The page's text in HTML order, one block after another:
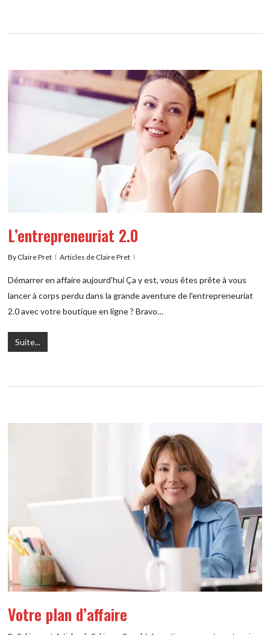
L’entrepreneuriat 2.0
By Claire Pret Articles de Claire Pret
Démarrer en affaire aujourd'hui Ça y est, vous êtes prête à vous
lancer à corps perdu dans la grande aventure de l'entrepreneuriat
2.0 avec votre boutique en ligne ? Bravo…
Suite...
Votre plan d’affaire